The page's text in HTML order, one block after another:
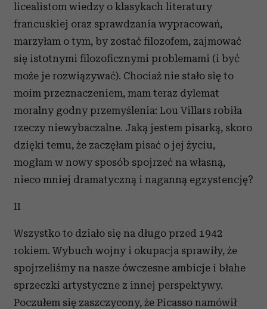
licealistom wiedzy o klasykach literatury
francuskiej oraz sprawdzania wypracowań,
marzyłam o tym, by zostać filozofem, zajmować
się istotnymi filozoficznymi problemami (i być
może je rozwiązywać). Chociaż nie stało się to
moim przeznaczeniem, mam teraz dylemat
moralny godny przemyślenia: Lou Villars robiła
rzeczy niewybaczalne. Jaką jestem pisarką, skoro
dzięki temu, że zaczęłam pisać o jej życiu,
mogłam w nowy sposób spojrzeć na własną,
nieco mniej dramatyczną i naganną egzystencję?
II
Wszystko to działo się na długo przed 1942
rokiem. Wybuch wojny i okupacja sprawiły, że
spojrzeliśmy na nasze ówczesne ambicje i błahe
sprzeczki artystyczne z innej perspektywy.
Poczułem się zaszczycony, że Picasso namówił